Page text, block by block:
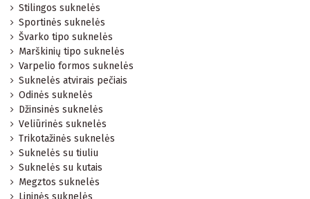
Stilingos suknelės
Sportinės suknelės
Švarko tipo suknelės
Marškinių tipo suknelės
Varpelio formos suknelės
Suknelės atvirais pečiais
Odinės suknelės
Džinsinės suknelės
Veliūrinės suknelės
Trikotažinės suknelės
Suknelės su tiuliu
Suknelės su kutais
Megztos suknelės
Lininės suknelės